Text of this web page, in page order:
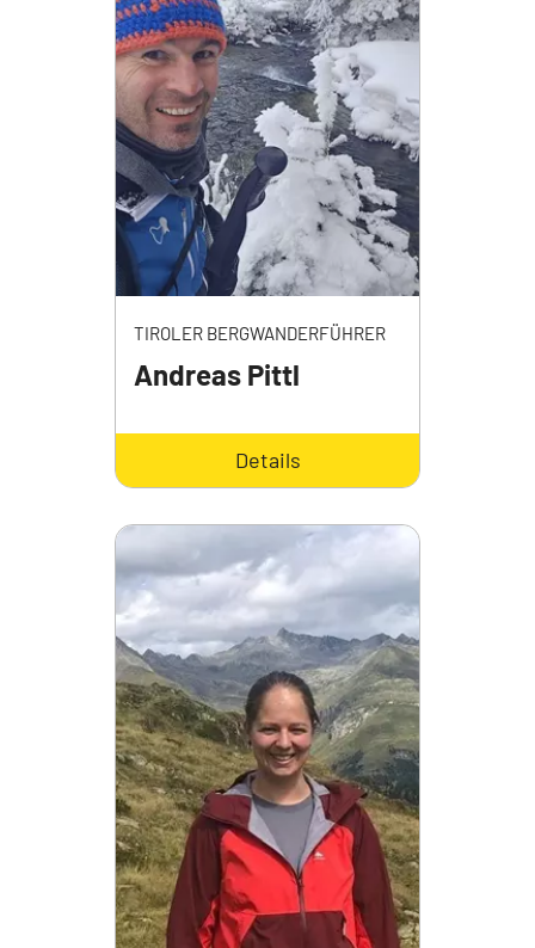
TIROLER BERGWANDERFÜHRER
Andreas Pittl
Details